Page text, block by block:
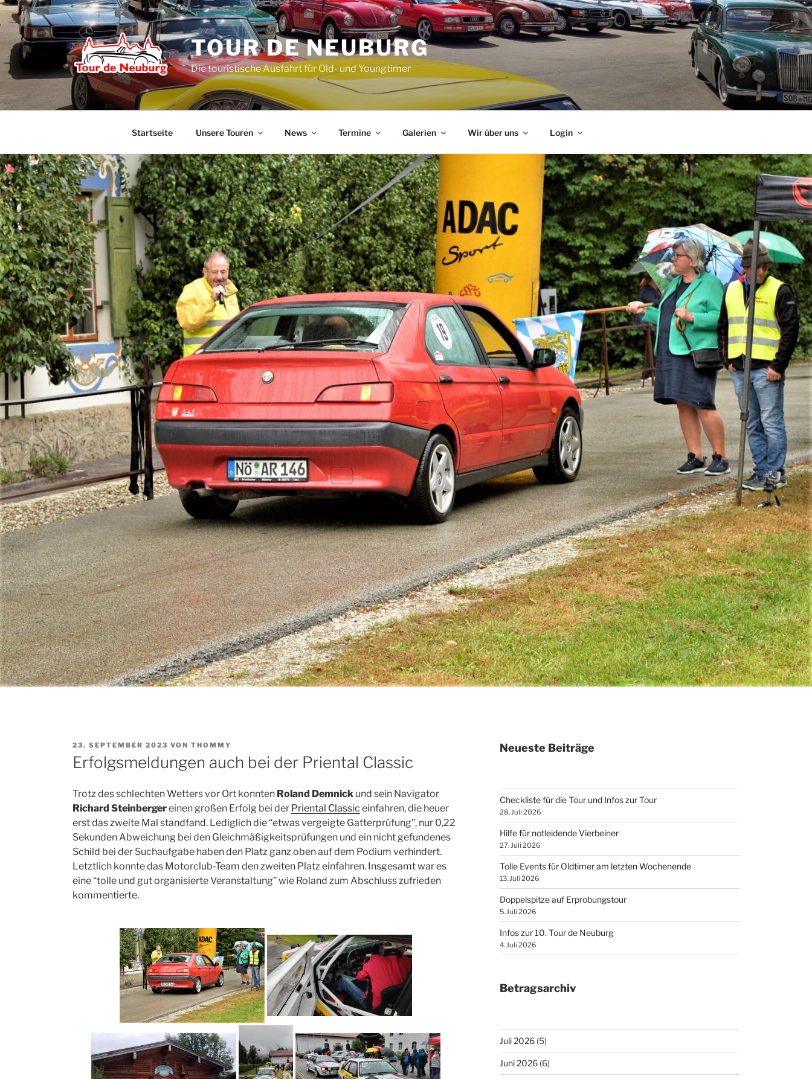
Zum
Inhalt
springen
TOUR DE NEUBURG
Die touristische Ausfahrt für Old- und Youngtimer
Startseite Unsere Touren News Termine Galerien Wir über uns Login
VERÖFFENTLICHT
AM
23. SEPTEMBER 2023 VON THOMMY
Erfolgsmeldungen auch bei der Priental Classic
Trotz des schlechten Wetters vor Ort konnten Roland Demnick und sein Navigator
Richard Steinbergereinen großen Erfolg bei der Priental Classic einfahren, die heuer
erst das zweite Mal standfand. Lediglich die “etwas vergeigte Gatterprüfung”, nur 0,22
Sekunden Abweichung bei den Gleichmäßigkeitsprüfungen und ein nicht gefundenes
Schild bei der Suchaufgabe haben den Platz ganz oben auf dem Podium verhindert.
Letztlich konnte das Motorclub-Team den zweiten Platz einfahren. Insgesamt war es
eine “tolle und gut organisierte Veranstaltung” wie Roland zum Abschluss zufrieden
kommentierte.
Neueste Beiträge
Checkliste für die Tour und Infos zur Tour
28. Juli 2026
Hilfe für notleidende Vierbeiner
27. Juli 2026
Tolle Events für Oldtimer am letzten Wochenende
13. Juli 2026
Doppelspitze auf Erprobungstour
5. Juli 2026
Infos zur 10. Tour de Neuburg
4. Juli 2026
Betragsarchiv
Juli 2026(5)
Juni 2026(6)